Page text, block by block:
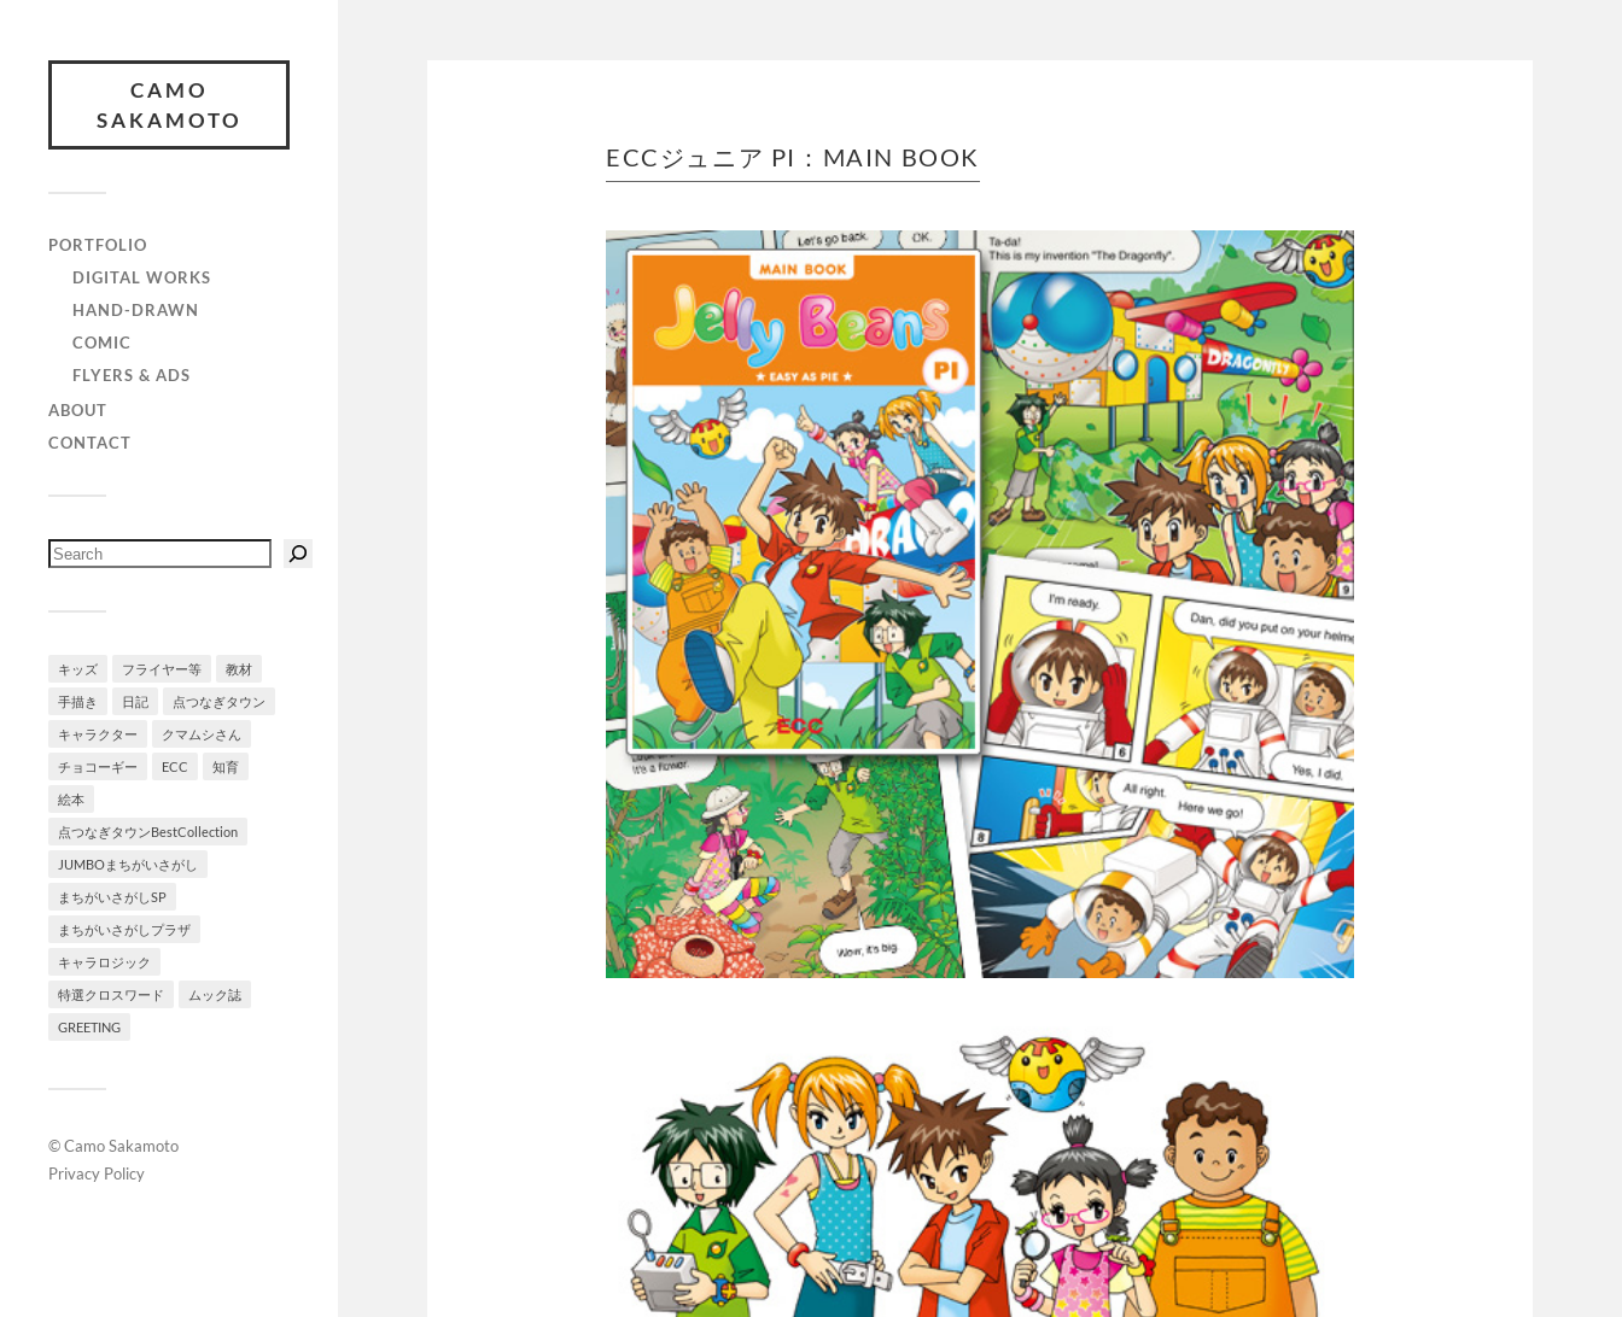
CAMO
SAKAMOTO
PORTFOLIO
DIGITAL WORKS
HAND-DRAWN
COMIC
FLYERS & ADS
ABOUT
CONTACT
キッズ フライヤー等 教材
手描き 日記 点つなぎタウン
キャラクター クマムシさん
チョコーギー ECC 知育
絵本
点つなぎタウンBestCollection
JUMBOまちがいさがし
まちがいさがしSP
まちがいさがしプラザ
キャラロジック
特選クロスワード ムック誌
GREETING
© Camo Sakamoto
Privacy Policy
ECCジュニア PI：MAIN BOOK